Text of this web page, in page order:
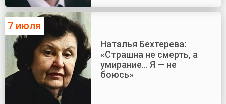
7 июля
Наталья Бехтерева:
«Страшна не смерть, а
умирание... Я — не
боюсь»